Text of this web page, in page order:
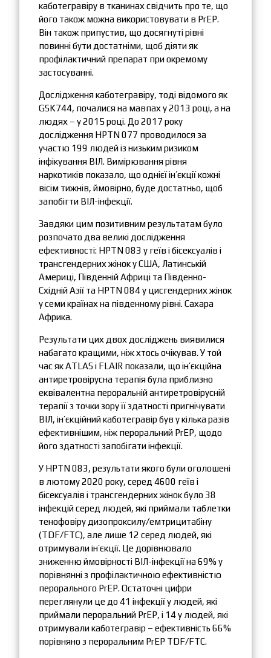
каботегравіру в тканинах свідчить про те, що
його також можна використовувати в PrEP.
Він також припустив, що досягнуті рівні
повинні бути достатніми, щоб діяти як
профілактичний препарат при окремому
застосуванні.
Дослідження каботегравіру, тоді відомого як
GSK744, почалися на мавпах у 2013 році, а на
людях – у 2015 році. До 2017 року
дослідження HPTN 077 проводилося за
участю 199 людей із низьким ризиком
інфікування ВІЛ. Вимірювання рівня
наркотиків показало, що однієї ін’єкції кожні
вісім тижнів, ймовірно, буде достатньо, щоб
запобігти ВІЛ-інфекції.
Завдяки цим позитивним результатам було
розпочато два великі дослідження
ефективності: HPTN 083 у геїв і бісексуалів і
трансгендерних жінок у США, Латинській
Америці, Південній Африці та Південно-
Східній Азії та HPTN 084 у цисгендерних жінок
у семи країнах на південному рівні. Сахара
Африка.
Результати цих двох досліджень виявилися
набагато кращими, ніж хтось очікував. У той
час як ATLAS і FLAIR показали, що ін’єкційна
антиретровірусна терапія була приблизно
еквівалентна пероральній антиретровірусній
терапії з точки зору її здатності пригнічувати
ВІЛ, ін’єкційний каботегравір був у кілька разів
ефективнішим, ніж пероральний PrEP, щодо
його здатності запобігати інфекції.
У HPTN 083, результати якого були оголошені
в лютому 2020 року, серед 4600 геїв і
бісексуалів і трансгендерних жінок було 38
інфекцій серед людей, які приймали таблетки
тенофовіру дизопроксилу/емтрицитабіну
(TDF/FTC), але лише 12 серед людей, які
отримували ін’єкції. Це дорівнювало
зниженню ймовірності ВІЛ-інфекції на 69% у
порівнянні з профілактичною ефективністю
перорального PrEP. Остаточні цифри
переглянули це до 41 інфекції у людей, які
приймали пероральний PrEP, і 14 у людей, які
отримували каботегравір – ефективність 66%
порівняно з пероральним PrEP TDF/FTC.